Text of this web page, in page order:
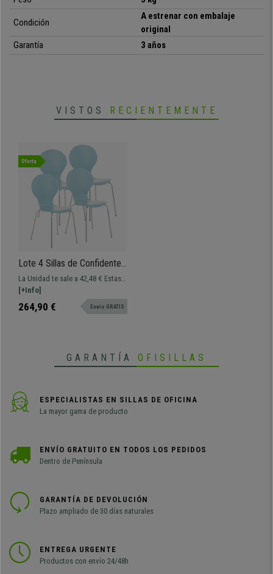
•Sólida estructura y patas metálicas
Condición
A estrenar con embalaje
original
Garantía
3 años
VISTOS RECIENTEMENTE
Oferta
Lote 4 Sillas de Confidente
CARVALLO, Estructura
Metálica, Apilables, en Color
La Unidad te sale a 42,48 € Estas
exclusivas sillas de confidente
son el aliado perfecto para ofrecer
a tus invitados o clientes un
[+Info]
264,90 € Envio GRATIS
GARANTÍA OFISILLAS
ESPECIALISTAS EN SILLAS DE OFICINA
La mayor gama de producto
ENVÍO GRATUITO EN TODOS LOS PEDIDOS
Dentro de Península
GARANTÍA DE DEVOLUCIÓN
Plazo ampliado de 30 días naturales
ENTREGA URGENTE
Productos con envío 24/48h